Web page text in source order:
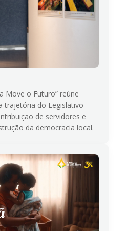
Move o Futuro” reúne
trajetória do Legislativo
de servidores e
da democracia local.